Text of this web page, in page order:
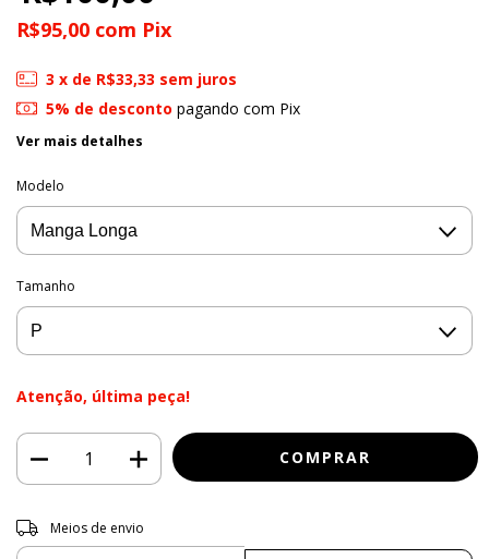
R$95,00 com Pix
3 x de R$33,33 sem juros
5% de desconto pagando com Pix
Ver mais detalhes
Modelo
Tamanho
Atenção, última peça!
Entregas para o CEP:
Meios de envio